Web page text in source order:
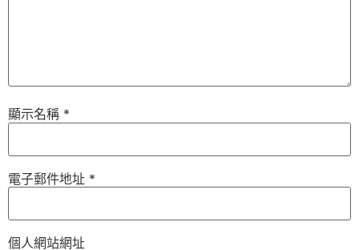
顯示名稱 *
電子郵件地址 *
個人網站網址